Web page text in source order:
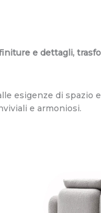
e dettagli,
esigenze di spazio
e armoniosi.